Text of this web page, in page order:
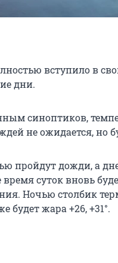
вступило в
дни.
синоптиков,
не ожидается, но
пройдут дожди, а
время суток вновь
Ночью столбик
будет жара +26, +31°.